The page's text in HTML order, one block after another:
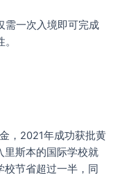
需一次入境即可完成
，2021年成功获批黄
里斯本的国际学校就
校节省超过一半，同